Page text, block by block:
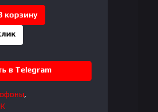
корзину
в Telegram
,